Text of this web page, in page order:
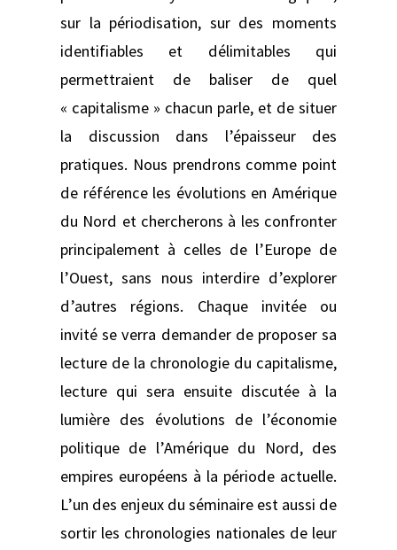
sur la périodisation, sur des moments
identifiables et délimitables qui
permettraient de baliser de quel
« capitalisme » chacun parle, et de situer
la discussion dans l’épaisseur des
pratiques. Nous prendrons comme point
de référence les évolutions en Amérique
du Nord et chercherons à les confronter
principalement à celles de l’Europe de
l’Ouest, sans nous interdire d’explorer
d’autres régions. Chaque invitée ou
invité se verra demander de proposer sa
lecture de la chronologie du capitalisme,
lecture qui sera ensuite discutée à la
lumière des évolutions de l’économie
politique de l’Amérique du Nord, des
empires européens à la période actuelle.
L’un des enjeux du séminaire est aussi de
sortir les chronologies nationales de leur